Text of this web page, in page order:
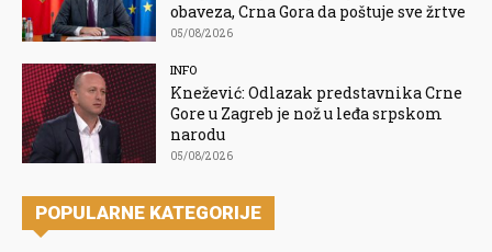
obaveza, Crna Gora da poštuje sve žrtve
05/08/2026
INFO
Knežević: Odlazak predstavnika Crne
Gore u Zagreb je nož u leđa srpskom
narodu
05/08/2026
POPULARNE KATEGORIJE